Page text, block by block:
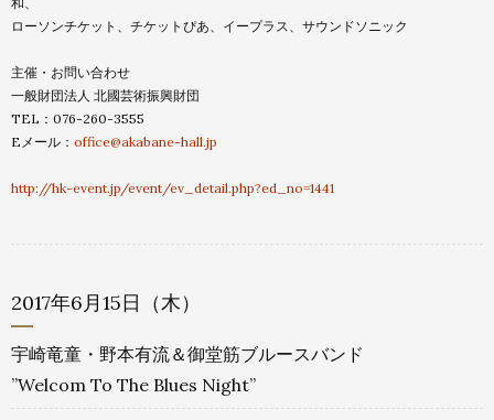
ローソンチケット、チケットぴあ、イープラス、サウンドソニック
主催・お問い合わせ
一般財団法人 北國芸術振興財団
TEL：076-260-3555
Eメール： office@akabane-hall.jp
http://hk-event.jp/event/ev_ detail.php?ed_no=1441
2017年6月15日（木）
宇崎竜童・野本有流＆御堂筋ブルースバンド
”Welcom To The Blues Night”